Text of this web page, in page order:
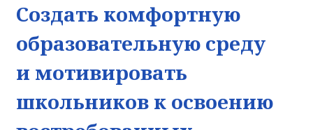
Создать комфортную
образовательную среду
и мотивировать
школьников к освоению